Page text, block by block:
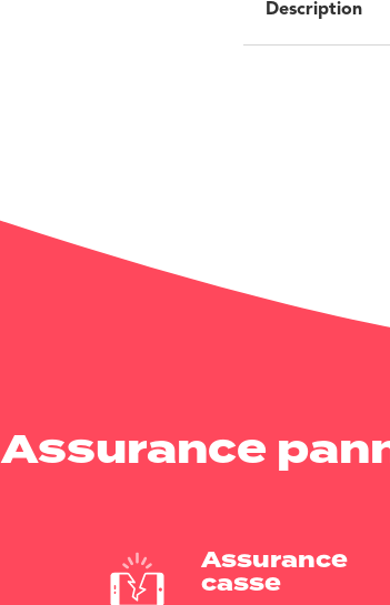
Description
Assurance
Assurance
casse